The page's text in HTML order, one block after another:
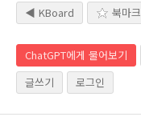
◀ KBoard 북마크
ChatGPT에게 물어보기
글쓰기
로그인